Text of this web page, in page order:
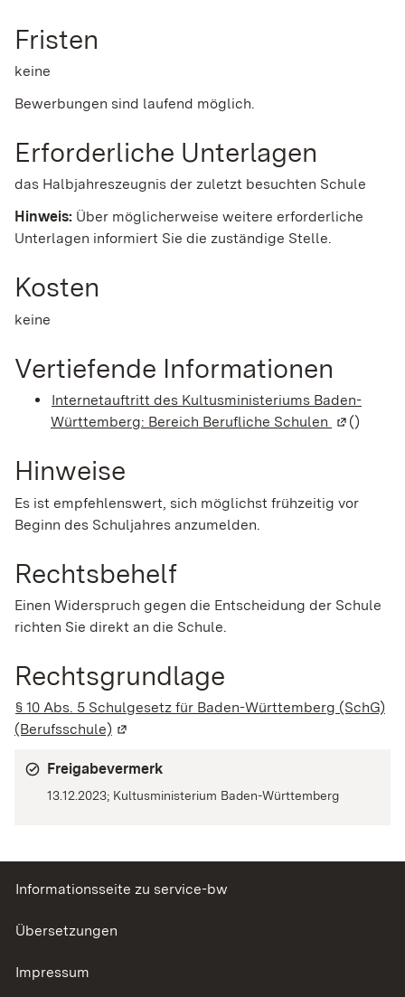
Fristen
keine
Bewerbungen sind laufend möglich.
Erforderliche Unterlagen
das Halbjahreszeugnis der zuletzt besuchten Schule
Hinweis: Über möglicherweise weitere erforderliche
Unterlagen informiert Sie die zuständige Stelle.
Kosten
keine
Vertiefende Informationen
Internetauftritt des Kultusministeriums Baden-
Württemberg: Bereich Berufliche Schulen (Wird in
()
Hinweise
Es ist empfehlenswert, sich möglichst frühzeitig vor
Beginn des Schuljahres anzumelden.
Rechtsbehelf
Einen Widerspruch gegen die Entscheidung der Schule
richten Sie direkt an die Schule.
Rechtsgrundlage
§ 10 Abs. 5 Schulgesetz für Baden-Württemberg (SchG)
(Berufsschule) (Wird in einem neuen Fenster geöffnet)
Freigabevermerk
13.12.2023; Kultusministerium Baden-Württemberg
Informationsseite zu service-bw
Übersetzungen
Impressum